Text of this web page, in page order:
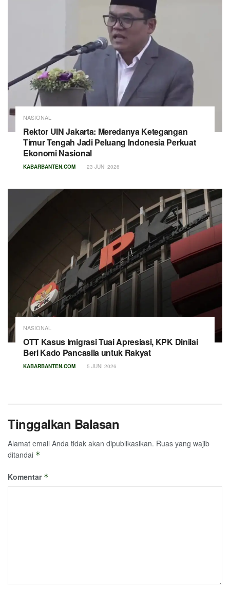
NASIONAL
Rektor UIN Jakarta: Meredanya Ketegangan
Timur Tengah Jadi Peluang Indonesia Perkuat
Ekonomi Nasional
KABARBANTEN.COM 23 JUNI 2026
NASIONAL
OTT Kasus Imigrasi Tuai Apresiasi, KPK Dinilai
Beri Kado Pancasila untuk Rakyat
KABARBANTEN.COM 5 JUNI 2026
Tinggalkan Balasan
Alamat email Anda tidak akan dipublikasikan. Ruas yang wajib
ditandai *
Komentar *